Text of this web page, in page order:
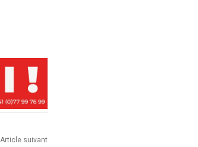
Article suivant